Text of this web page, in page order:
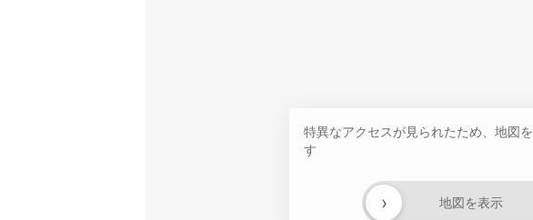
特異なアクセスが見られたため、地図
す
地図を表示
›